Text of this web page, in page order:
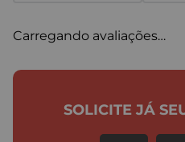
Carregando avaliações…
SOLICITE JÁ